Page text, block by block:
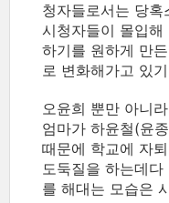
청자들로서는 당
시청자들이 몰입
하기를 원하게 만
로 변화해가고 있
오윤희 뿐만 아니
엄마가 하윤철(윤
때문에 학교에 자
도둑질을 하는데
를 해대는 모습은